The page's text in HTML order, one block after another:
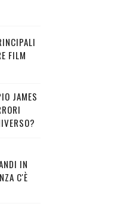
FILM
JAMES
IN
C'È